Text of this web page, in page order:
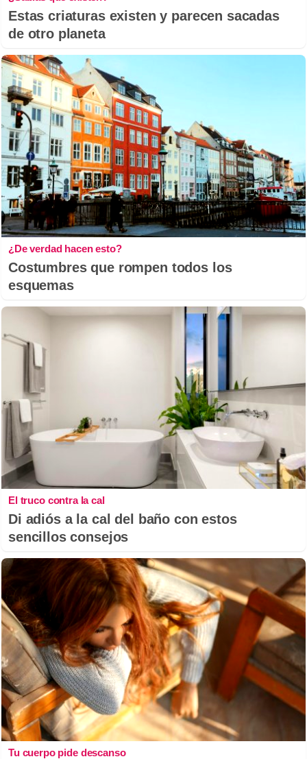
Estas criaturas existen y parecen sacadas
de otro planeta
¿De verdad hacen esto?
Costumbres que rompen todos los
esquemas
El truco contra la cal
Di adiós a la cal del baño con estos
sencillos consejos
Tu cuerpo pide descanso